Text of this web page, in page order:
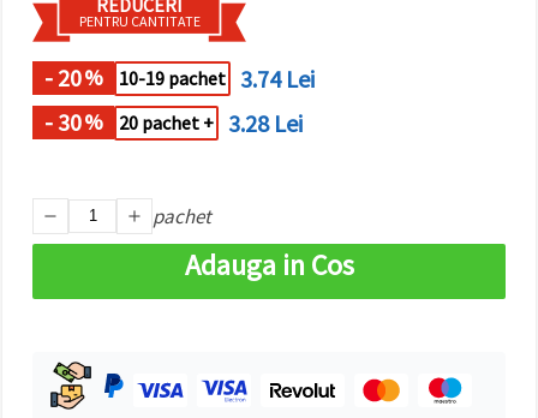
un tip de
cookie -uri
dat și
făcând clic
pe butonul
"Salvați"
toate!
Setări
PENTRU CANTITATE
- 20% 10-19 pachet
3.74 Lei
- 30% 20 pachet + 3.28 Lei
pachet
Adauga in Cos